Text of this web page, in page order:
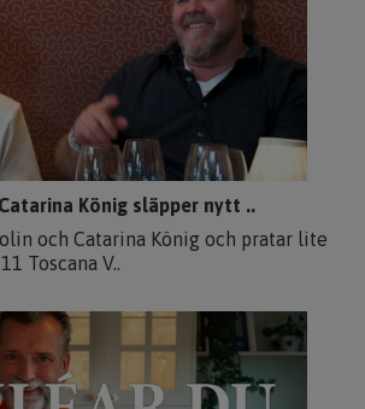
König släpper nytt ..
och Catarina König och pratar lite
Toscana V..